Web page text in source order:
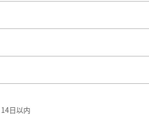
日以内